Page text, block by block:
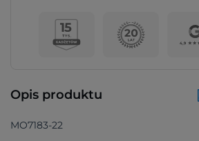
Opis produktu
MO7183-22